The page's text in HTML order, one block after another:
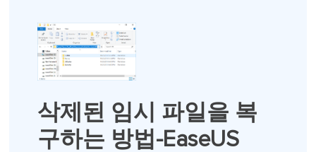
삭제된 임시 파일을 복
구하는 방법-EaseUS